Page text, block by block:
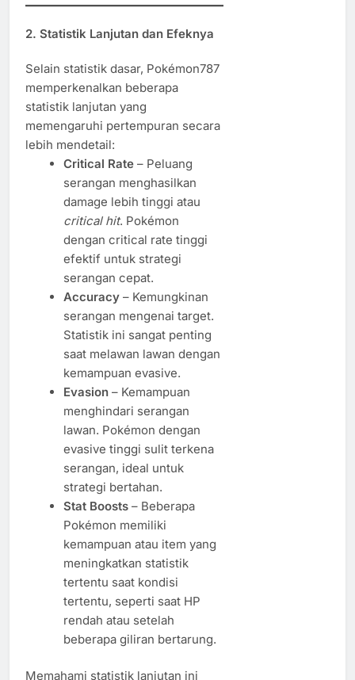
2. Statistik Lanjutan dan Efeknya
Selain statistik dasar, Pokémon787
memperkenalkan beberapa
statistik lanjutan yang
memengaruhi pertempuran secara
lebih mendetail:
Critical Rate– Peluang
serangan menghasilkan
damage lebih tinggi atau
critical hit. Pokémon
dengan critical rate tinggi
efektif untuk strategi
serangan cepat.
Accuracy– Kemungkinan
serangan mengenai target.
Statistik ini sangat penting
saat melawan lawan dengan
kemampuan evasive.
Evasion– Kemampuan
menghindari serangan
lawan. Pokémon dengan
evasive tinggi sulit terkena
serangan, ideal untuk
strategi bertahan.
Stat Boosts– Beberapa
Pokémon memiliki
kemampuan atau item yang
meningkatkan statistik
tertentu saat kondisi
tertentu, seperti saat HP
rendah atau setelah
beberapa giliran bertarung.
Memahami statistik lanjutan ini